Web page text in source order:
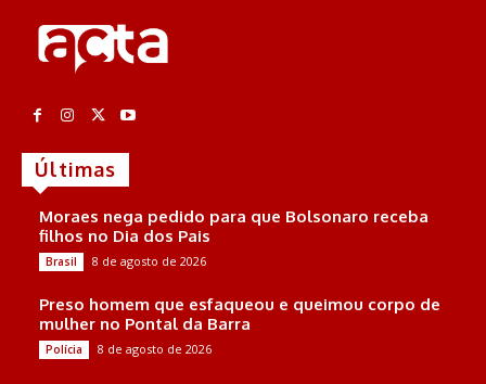
Últimas
Moraes nega pedido para que Bolsonaro receba
filhos no Dia dos Pais
Brasil 8 de agosto de 2026
Preso homem que esfaqueou e queimou corpo de
mulher no Pontal da Barra
Polícia 8 de agosto de 2026